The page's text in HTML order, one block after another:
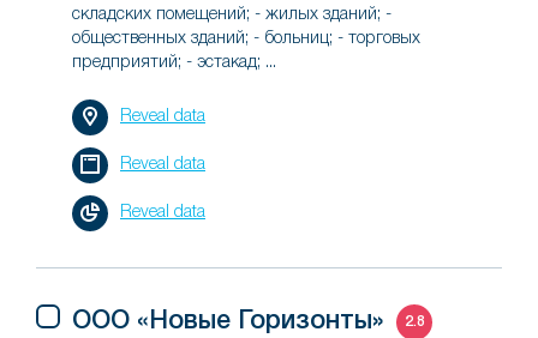
складских помещений; - жилых зданий; -
общественных зданий; - больниц; - торговых
предприятий; - эстакад; ...
Reveal data
Reveal data
Reveal data
ООО «Новые Горизонты» 2.8